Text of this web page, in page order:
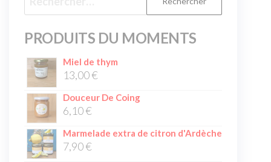
PRODUITS DU MOMENTS
Miel de thym
13,00€
Douceur De Coing
6,10€
Marmelade extra de citron d'Ardèche
7,90€